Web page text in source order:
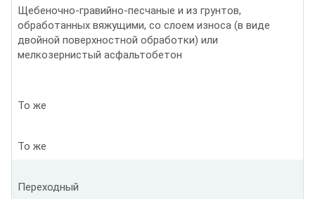
Щебеночно-гравийно-песчаные и из грунтов,
обработанных вяжущими, со слоем износа (в виде
двойной поверхностной обработки) или
мелкозернистый асфальтобетон
То же
То же
Переходный